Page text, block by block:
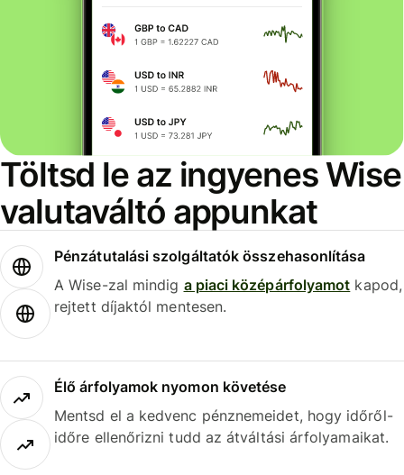
Töltsd le az ingyenes Wise
valutaváltó appunkat
Pénzátutalási szolgáltatók összehasonlítása
A Wise-zal mindig a piaci középárfolyamot kapod,
rejtett díjaktól mentesen.
Élő árfolyamok nyomon követése
Mentsd el a kedvenc pénznemeidet, hogy időről-
időre ellenőrizni tudd az átváltási árfolyamaikat.